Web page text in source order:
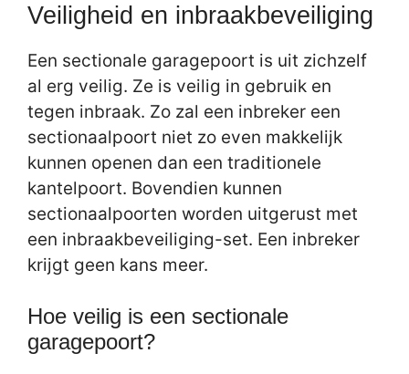
Veiligheid en inbraakbeveiliging
Een sectionale garagepoort is uit zichzelf
al erg veilig. Ze is veilig in gebruik en
tegen inbraak. Zo zal een inbreker een
sectionaalpoort niet zo even makkelijk
kunnen openen dan een traditionele
kantelpoort. Bovendien kunnen
sectionaalpoorten worden uitgerust met
een inbraakbeveiliging-set. Een inbreker
krijgt geen kans meer.
Hoe veilig is een sectionale
garagepoort?